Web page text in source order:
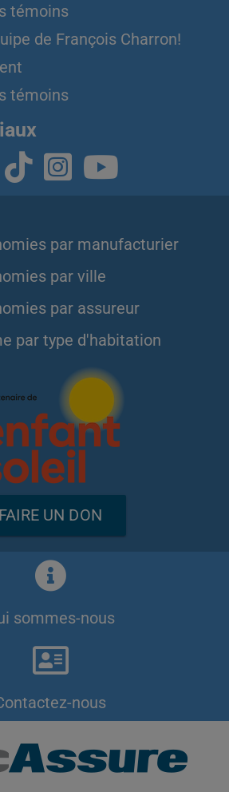
témoins
de François Charron!
témoins
par manufacturier
par ville
par assureur
par type d'habitation
FAIRE UN DON
sommes-nous
nous